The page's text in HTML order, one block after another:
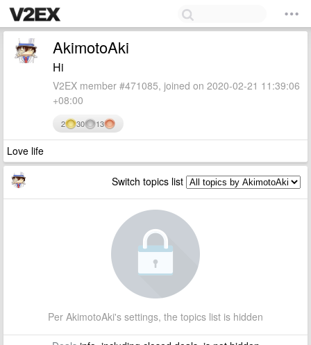
AkimotoAki
Hi
V2EX member #471085, joined on 2020-02-21 11:39:06
+08:00
2 30 13
Love life
Switch topics list
Per AkimotoAki's settings, the topics list is hidden